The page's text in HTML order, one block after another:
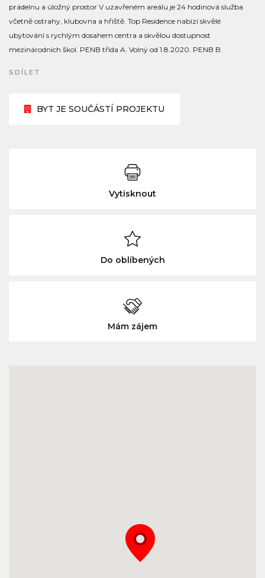
prádelnu a úložný prostor V uzavřeném areálu je 24 hodinová služba
včetně ostrahy, klubovna a hřiště. Top Residence nabízí skvělé
ubytování s rychlým dosahem centra a skvělou dostupnost
mezinárodních škol. PENB třída A. Volný od 1.8.2020. PENB B.
SDÍLET
BYT JE SOUČÁSTÍ PROJEKTU
Vytisknout
Do oblíbených
Mám zájem